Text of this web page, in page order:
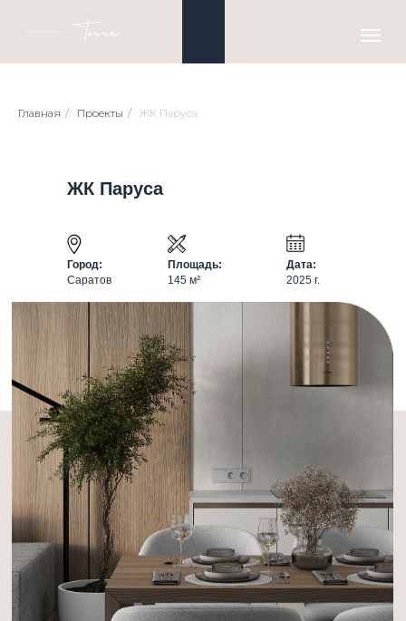
Главная / Проекты / ЖК Паруса
ЖК Паруса
Город:
Саратов
Площадь:
145 м²
Дата:
2025 г.
Проект однокомнатной квартиры